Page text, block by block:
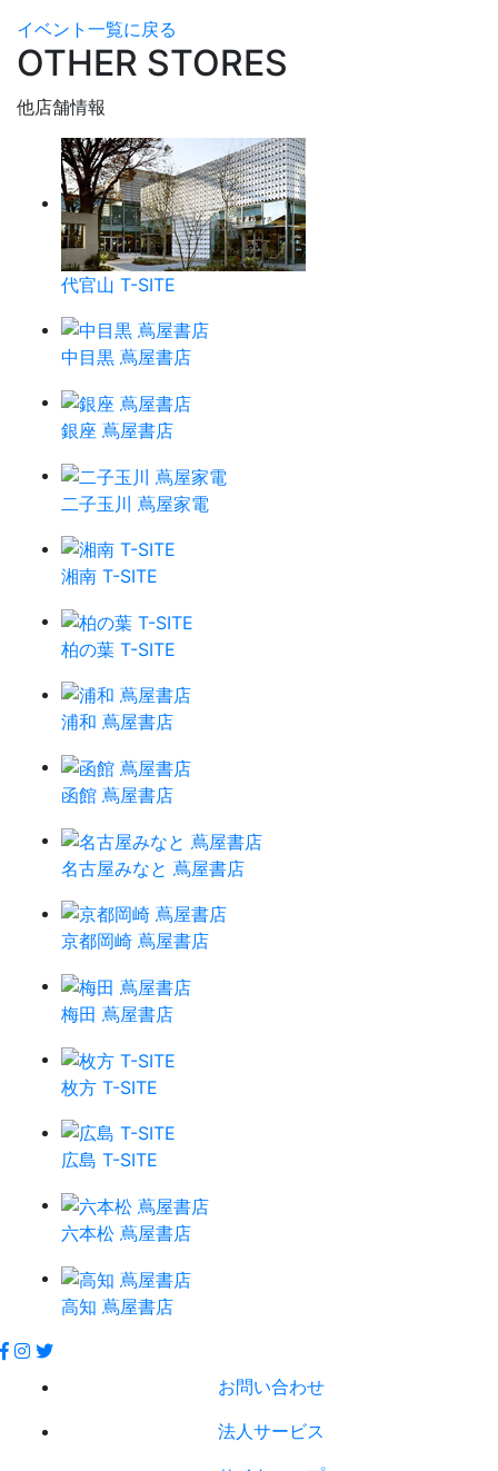
イベント一覧に戻る
OTHER STORES
他店舗情報
代官山 T-SITE
中目黒 蔦屋書店
銀座 蔦屋書店
二子玉川 蔦屋家電
湘南 T-SITE
柏の葉 T-SITE
浦和 蔦屋書店
函館 蔦屋書店
名古屋みなと 蔦屋書店
京都岡崎 蔦屋書店
梅田 蔦屋書店
枚方 T-SITE
広島 T-SITE
六本松 蔦屋書店
高知 蔦屋書店
お問い合わせ
法人サービス